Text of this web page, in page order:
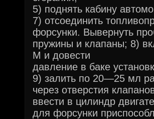
5) поднять кабину
7) отсоединить
форсунки. Вывернуть
пружины и клапаны; 8)
М и довести
давление в баке
9) залить по 20—25 мл
через отверстия
ввести в цилиндр
для форсунки